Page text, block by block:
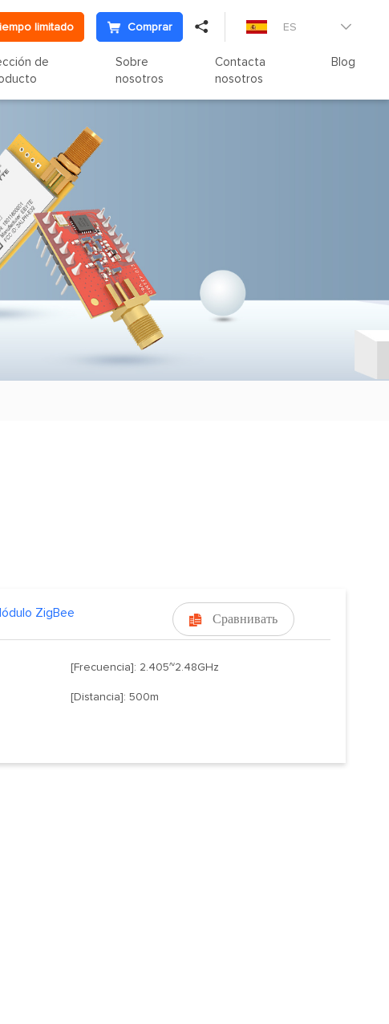
limitado Comprar  ES 
de
Sobre
nosotros
Contacta
nosotros
Blog
 Сравнивать
ZigBee
[Frecuencia]: 2.405~2.48GHz
[Distancia]: 500m